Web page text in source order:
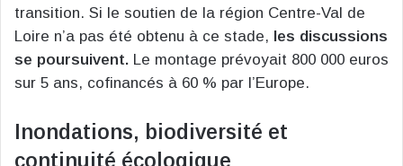
transition. Si le soutien de la région Centre-Val de
Loire n’a pas été obtenu à ce stade, les discussions
se poursuivent. Le montage prévoyait 800 000 euros
sur 5 ans, cofinancés à 60 % par l’Europe.
Inondations, biodiversité et
continuité écologique